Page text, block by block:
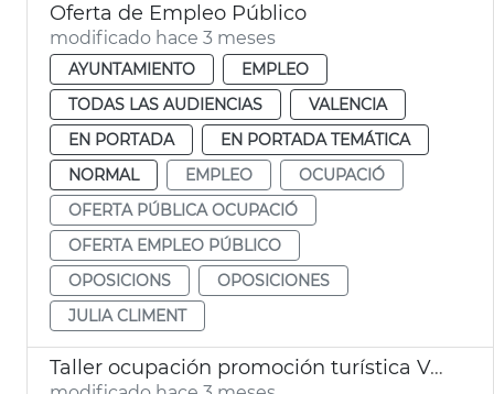
Oferta de Empleo Público
modificado hace 3 meses
AYUNTAMIENTO
EMPLEO
TODAS LAS AUDIENCIAS
VALENCIA
EN PORTADA
EN PORTADA TEMÁTICA
NORMAL
EMPLEO
OCUPACIÓ
OFERTA PÚBLICA OCUPACIÓ
OFERTA EMPLEO PÚBLICO
OPOSICIONS
OPOSICIONES
JULIA CLIMENT
Taller ocupación promoción turística València